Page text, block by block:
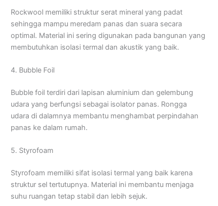
Rockwool memiliki struktur serat mineral yang padat
sehingga mampu meredam panas dan suara secara
optimal. Material ini sering digunakan pada bangunan yang
membutuhkan isolasi termal dan akustik yang baik.
4. Bubble Foil
Bubble foil terdiri dari lapisan aluminium dan gelembung
udara yang berfungsi sebagai isolator panas. Rongga
udara di dalamnya membantu menghambat perpindahan
panas ke dalam rumah.
5. Styrofoam
Styrofoam memiliki sifat isolasi termal yang baik karena
struktur sel tertutupnya. Material ini membantu menjaga
suhu ruangan tetap stabil dan lebih sejuk.